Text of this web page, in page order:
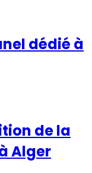
dédié à
de la
Alger